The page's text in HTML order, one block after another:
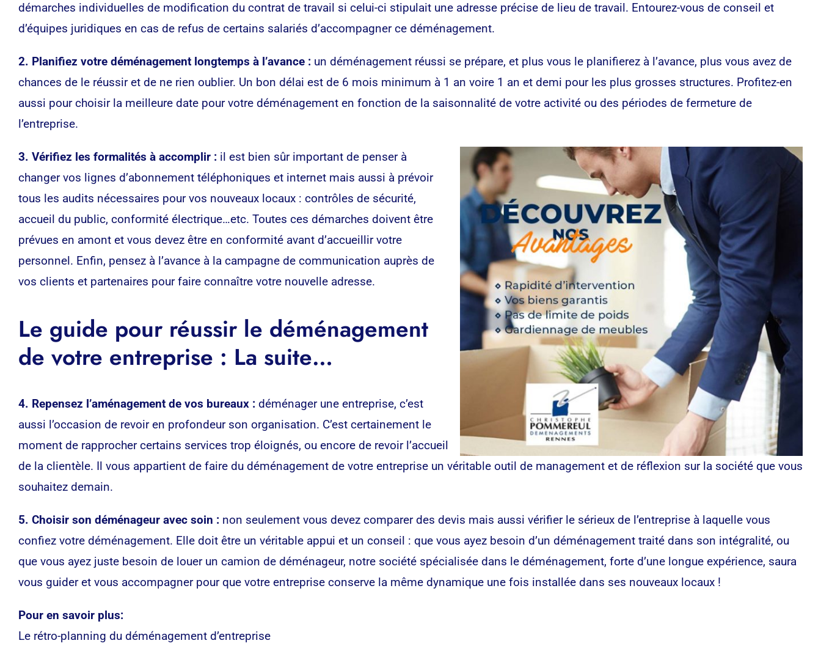
démarches individuelles de modification du contrat de travail si celui-ci stipulait une adresse précise de lieu de travail. Entourez-vous de conseil et
d’équipes juridiques en cas de refus de certains salariés d’accompagner ce déménagement.
2. Planifiez votre déménagement longtemps à l’avance : un déménagement réussi se prépare, et plus vous le planifierez à l’avance, plus vous avez de
chances de le réussir et de ne rien oublier. Un bon délai est de 6 mois minimum à 1 an voire 1 an et demi pour les plus grosses structures. Profitez-en
aussi pour choisir la meilleure date pour votre déménagement en fonction de la saisonnalité de votre activité ou des périodes de fermeture de
l’entreprise.
3. Vérifiez les formalités à accomplir : il est bien sûr important de penser à
changer vos lignes d’abonnement téléphoniques et internet mais aussi à prévoir
tous les audits nécessaires pour vos nouveaux locaux : contrôles de sécurité,
accueil du public, conformité électrique…etc. Toutes ces démarches doivent être
prévues en amont et vous devez être en conformité avant d’accueillir votre
personnel. Enfin, pensez à l’avance à la campagne de communication auprès de
vos clients et partenaires pour faire connaître votre nouvelle adresse.
Le guide pour réussir le déménagement
de votre entreprise : La suite…
4. Repensez l’aménagement de vos bureaux : déménager une entreprise, c’est
aussi l’occasion de revoir en profondeur son organisation. C’est certainement le
moment de rapprocher certains services trop éloignés, ou encore de revoir l’accueil
de la clientèle. Il vous appartient de faire du déménagement de votre entreprise un véritable outil de management et de réflexion sur la société que vous
souhaitez demain.
5. Choisir son déménageur avec soin : non seulement vous devez comparer des devis mais aussi vérifier le sérieux de l’entreprise à laquelle vous
confiez votre déménagement. Elle doit être un véritable appui et un conseil : que vous ayez besoin d’un déménagement traité dans son intégralité, ou
que vous ayez juste besoin de louer un camion de déménageur, notre société spécialisée dans le déménagement, forte d’une longue expérience, saura
vous guider et vous accompagner pour que votre entreprise conserve la même dynamique une fois installée dans ses nouveaux locaux !
Pour en savoir plus:
Le rétro-planning du déménagement d’entreprise